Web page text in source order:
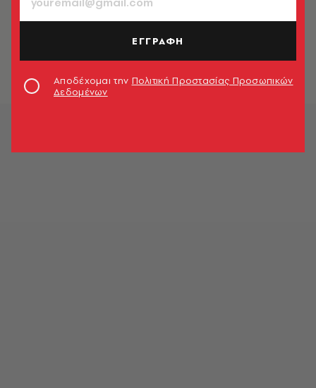
Πελέ: Σάλος με τον Ινφαντίνο -
φέρετρο
ΕΓΓΡΑΦΗ
Αποδέχομαι την Πολιτική Προστασίας Προσωπικών
Δεδομένων